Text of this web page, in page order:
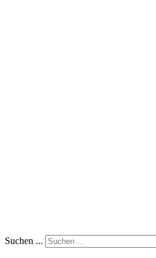
Suchen ...